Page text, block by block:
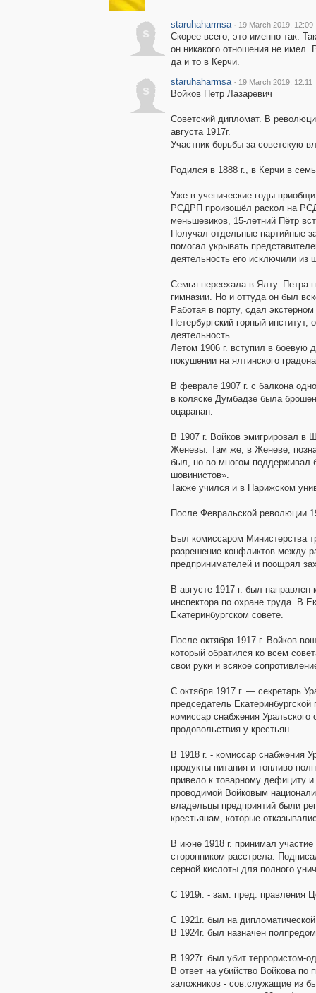
s
staruhaharmsa · 19 March 2019, 12:09
Скорее всего, это именно так.
он никакого отношения не имел.
да и то в Керчи.
s
staruhaharmsa · 19 March 2019, 12:11
Войков Петр Лазаревич
Советский дипломат. В
августа 1917г.
Участник борьбы за советскую
Родился в 1888 г., в Керчи в
Уже в ученические годы
РСДРП произошёл раскол на
меньшевиков, 15-летний Пётр
Получал отдельные партийные
помогал укрывать
деятельность его исключили из
Семья переехала в Ялту. Петра
гимназии. Но и оттуда он был
Работая в порту, сдал
Петербургский горный
деятельность.
Летом 1906 г. вступил в боевую
покушении на ялтинского
В феврале 1907 г. с балкона
в коляске Думбадзе была
оцарапан.
В 1907 г. Войков эмигрировал в
Женевы. Там же, в Женеве,
был, но во многом поддерживал
шовинистов».
Также учился и в Парижском
После Февральской революции
Был комиссаром Министерства
разрешение конфликтов между
предпринимателей и поощрял
В августе 1917 г. был
инспектора по охране труда. В
Екатеринбургском совете.
После октября 1917 г. Войков
который обратился ко всем
свои руки и всякое
С октября 1917 г. — секретарь
председатель
комиссар снабжения Уральского
продовольствия у крестьян.
В 1918 г. - комиссар снабжения
продукты питания и топливо
привело к товарному дефициту
проводимой Войковым
владельцы предприятий были
крестьянам, которые
В июне 1918 г. принимал
сторонником расстрела.
серной кислоты для полного
С 1919г. - зам. пред. правления
С 1921г. был на
В 1924г. был назначен
В 1927г. был убит террористом-
В ответ на убийство Войкова
заложников - сов.служащие из